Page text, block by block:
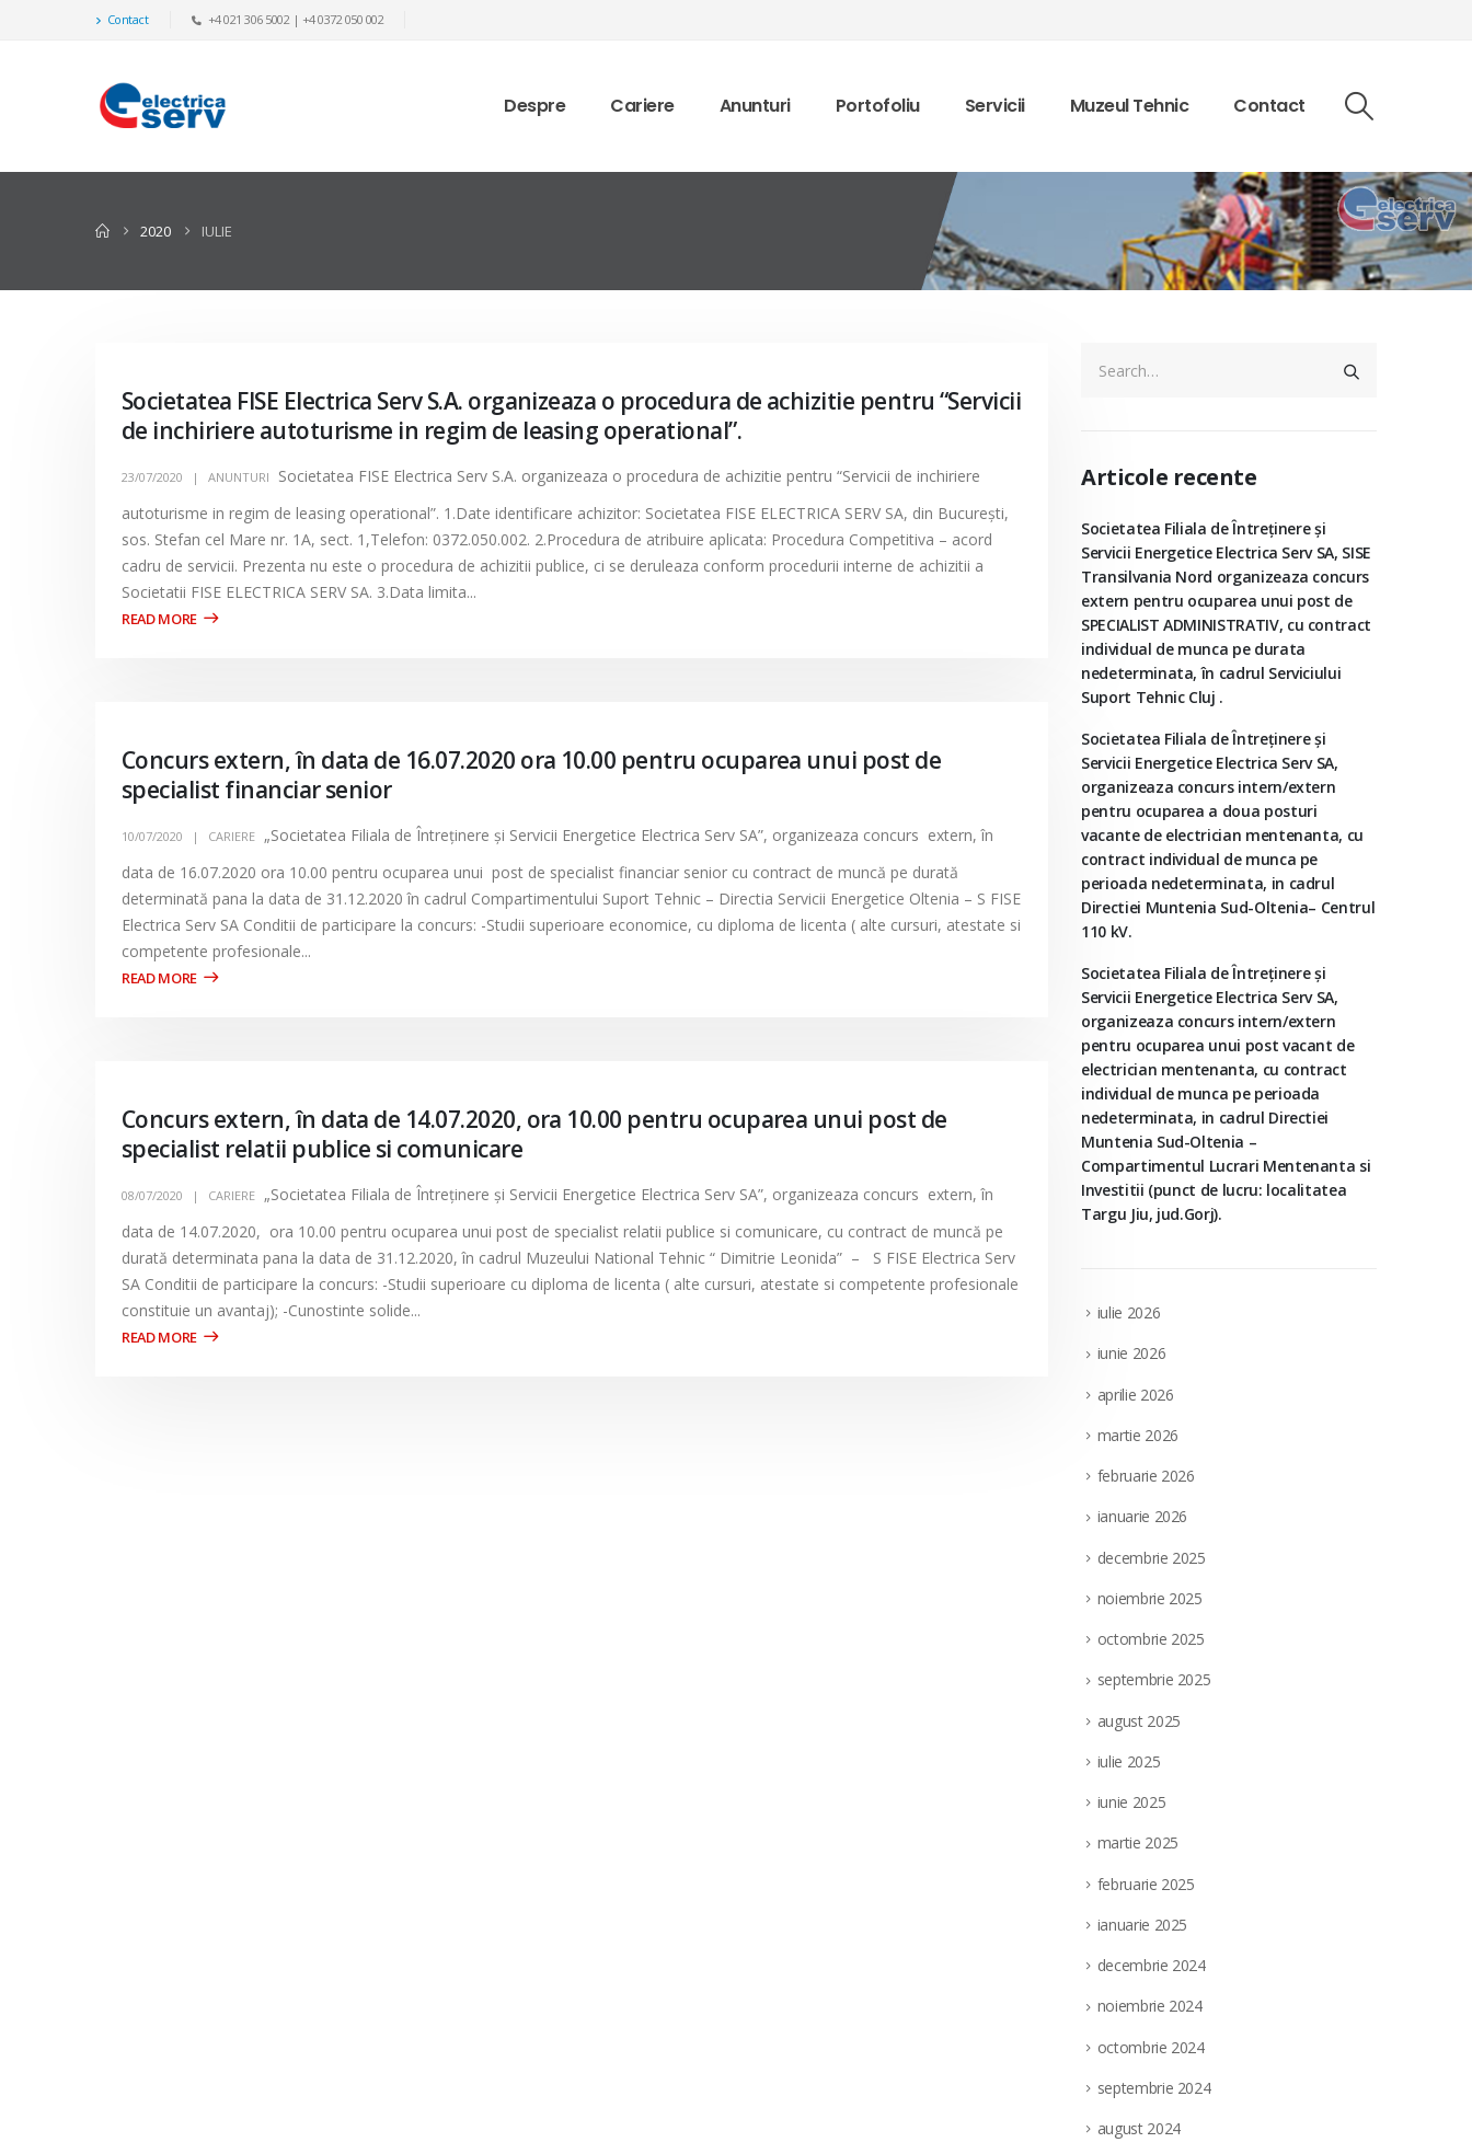
Contact +4 021 306 5002 | +4 0372 050 002
Despre Cariere Anunturi Portofoliu Servicii Muzeul Tehnic Contact
2020 IULIE
Societatea FISE Electrica Serv S.A. organizeaza o procedura de achizitie pentru “Servicii
de inchiriere autoturisme in regim de leasing operational”.
23/07/2020 ANUNTURI
Societatea FISE Electrica Serv S.A. organizeaza o procedura de achizitie pentru “Servicii de inchiriere
autoturisme in regim de leasing operational”. 1.Date identificare achizitor: Societatea FISE ELECTRICA SERV SA, din Bucureşti,
sos. Stefan cel Mare nr. 1A, sect. 1,Telefon: 0372.050.002. 2.Procedura de atribuire aplicata: Procedura Competitiva – acord
cadru de servicii. Prezenta nu este o procedura de achizitii publice, ci se deruleaza conform procedurii interne de achizitii a
Societatii FISE ELECTRICA SERV SA. 3.Data limita...
Concurs extern, în data de 16.07.2020 ora 10.00 pentru ocuparea unui post de
specialist financiar senior
10/07/2020 CARIERE „Societatea Filiala de Întreţinere şi Servicii Energetice Electrica Serv SA”, organizeaza concurs extern, în
data de 16.07.2020 ora 10.00 pentru ocuparea unui post de specialist financiar senior cu contract de muncă pe durată
determinată pana la data de 31.12.2020 în cadrul Compartimentului Suport Tehnic – Directia Servicii Energetice Oltenia – S FISE
Electrica Serv SA Conditii de participare la concurs: -Studii superioare economice, cu diploma de licenta ( alte cursuri, atestate si
competente profesionale...
Concurs extern, în data de 14.07.2020, ora 10.00 pentru ocuparea unui post de
specialist relatii publice si comunicare
08/07/2020 CARIERE „Societatea Filiala de Întreţinere şi Servicii Energetice Electrica Serv SA”, organizeaza concurs extern, în
data de 14.07.2020, ora 10.00 pentru ocuparea unui post de specialist relatii publice si comunicare, cu contract de muncă pe
durată determinata pana la data de 31.12.2020, în cadrul Muzeului National Tehnic “ Dimitrie Leonida” – S FISE Electrica Serv
SA Conditii de participare la concurs: -Studii superioare cu diploma de licenta ( alte cursuri, atestate si competente profesionale
constituie un avantaj); -Cunostinte solide...
Articole recente
Societatea Filiala de Întreţinere şi
Servicii Energetice Electrica Serv SA, SISE
Transilvania Nord organizeaza concurs
extern pentru ocuparea unui post de
SPECIALIST ADMINISTRATIV, cu contract
individual de munca pe durata
nedeterminata, în cadrul Serviciului
Suport Tehnic Cluj .
Societatea Filiala de Întreţinere şi
Servicii Energetice Electrica Serv SA,
organizeaza concurs intern/extern
pentru ocuparea a doua posturi
vacante de electrician mentenanta, cu
contract individual de munca pe
perioada nedeterminata, in cadrul
Directiei Muntenia Sud-Oltenia– Centrul
110 kV.
Societatea Filiala de Întreţinere şi
Servicii Energetice Electrica Serv SA,
organizeaza concurs intern/extern
pentru ocuparea unui post vacant de
electrician mentenanta, cu contract
individual de munca pe perioada
nedeterminata, in cadrul Directiei
Muntenia Sud-Oltenia –
Compartimentul Lucrari Mentenanta si
Investitii (punct de lucru: localitatea
Targu Jiu, jud.Gorj).
iulie 2026
iunie 2026
aprilie 2026
martie 2026
februarie 2026
ianuarie 2026
decembrie 2025
noiembrie 2025
octombrie 2025
septembrie 2025
august 2025
iulie 2025
iunie 2025
martie 2025
februarie 2025
ianuarie 2025
decembrie 2024
noiembrie 2024
octombrie 2024
septembrie 2024
august 2024